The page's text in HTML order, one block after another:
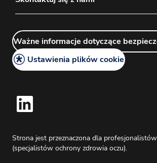
Instrukcja używania
Ważne informacje dotyczące
Informacje prawne
Polityka plików cookie
Kontakt
Praca w J&J
Ważne informacje dotyczące
Ustawienia plików cookie
Strona jest przeznaczona dla
(specjalistów ochrony zdrowia oczu).